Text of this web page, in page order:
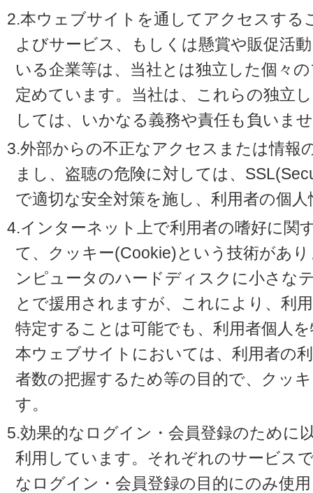
2.本ウェブサイトを通してアクセスする
よびサービス、もしくは懸賞や販促活
いる企業等は、当社とは独立した個々
定めています。当社は、これらの独立
しては、いかなる義務や責任も負いま
3.外部からの不正なアクセスまたは情報
まし、盗聴の危険に対しては、
で適切な安全対策を施し、利用者の個
4.インターネット上で利用者の嗜好に関
て、クッキー(Cookie)という技術があ
ンピュータのハードディスクに小さな
とで援用されますが、これにより、利
特定することは可能でも、利用者個人
本ウェブサイトにおいては、利用者の
者数の把握するため等の目的で、クッ
す。
5.効果的なログイン・会員登録のために
利用しています。それぞれのサービス
なログイン・会員登録の目的にのみ使